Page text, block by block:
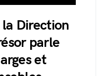
Direction
parle
et